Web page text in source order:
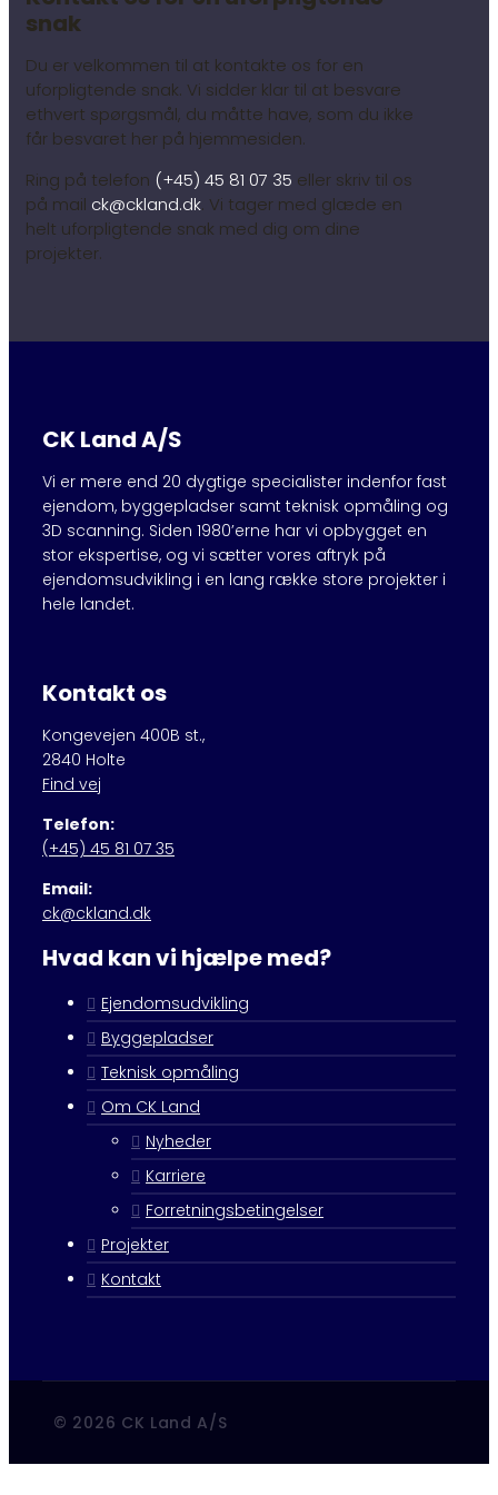
snak
Du er velkommen til at kontakte os for en
uforpligtende snak. Vi sidder klar til at besvare
ethvert spørgsmål, du måtte have, som du ikke
får besvaret her på hjemmesiden.
Ring på telefon (+45) 45 81 07 35 eller skriv til os
på mail ck@ckland.dk. Vi tager med glæde en
helt uforpligtende snak med dig om dine
projekter.
CK Land A/S
Vi er mere end 20 dygtige specialister indenfor fast
ejendom, byggepladser samt teknisk opmåling og
3D scanning. Siden 1980’erne har vi opbygget en
stor ekspertise, og vi sætter vores aftryk på
ejendomsudvikling i en lang række store projekter i
hele landet.
Kontakt os
Kongevejen 400B st.,
2840 Holte
Find vej
Telefon:
(+45) 45 81 07 35
Email:
ck@ckland.dk
Hvad kan vi hjælpe med?
Ejendomsudvikling
Byggepladser
Teknisk opmåling
Om CK Land
Nyheder
Karriere
Forretningsbetingelser
Projekter
Kontakt
© 2026 CK Land A/S